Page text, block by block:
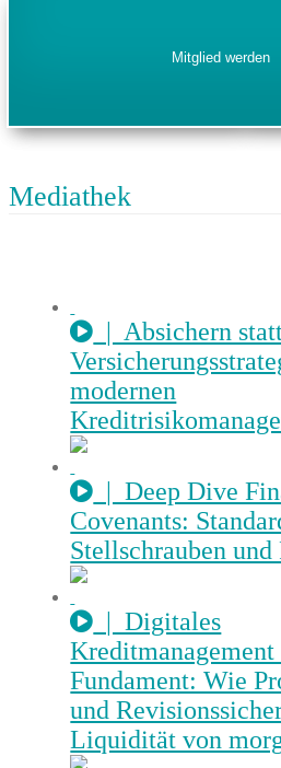
Newsletter anmeldenMitglied werden
Mediathek
| Absichern
modernen
| Deep Dive
Covenants:
Stellschrauben
| Digitales
Kreditmanagement
Fundament: Wie
und
Liquidität von